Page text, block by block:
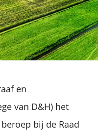
en
van D&H) het
bij de Raad